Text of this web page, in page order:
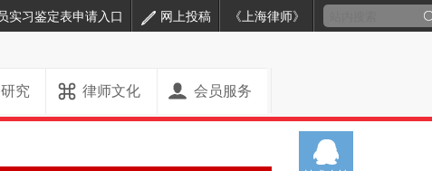
实习鉴定表申请入口 网上投稿 《上海律师》
究 律师文化 会员服务